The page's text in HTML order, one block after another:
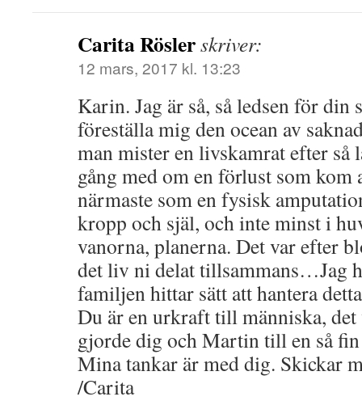
Carita Röslerskriver:
12 mars, 2017 kl. 13:23
Karin. Jag är så, så ledsen för din
föreställa mig den ocean av
man mister en livskamrat efter så
gång med om en förlust som kom
närmaste som en fysisk
kropp och själ, och inte minst i
vanorna, planerna. Det var efter
det liv ni delat tillsammans…Jag
familjen hittar sätt att hantera
Du är en urkraft till människa,
gjorde dig och Martin till en så
Mina tankar är med dig. Skickar
/Carita